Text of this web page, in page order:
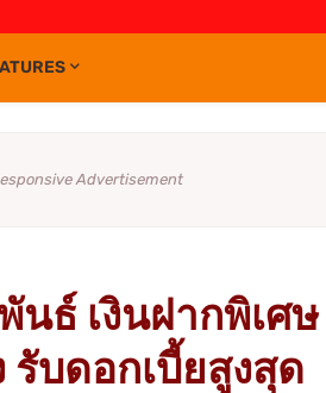
Advertisement
นธ์ เงินฝากพิเศษ
บดอกเบี้ยสูงสุด